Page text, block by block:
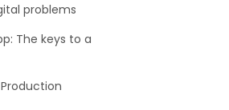
problems
The keys to a